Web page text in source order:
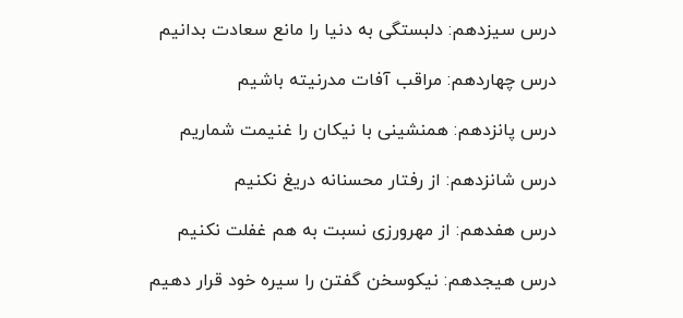
درس سیزدهم: دلبستگی به دنیا را مانع سعادت بدانیم
درس چهاردهم: مراقب آفات مدرنیته باشیم
درس پانزدهم: همنشینی با نیکان را غنیمت شماریم
درس شانزدهم: از رفتار محسنانه دریغ نکنیم
درس هفدهم: از مهرورزی نسبت به هم غفلت نکنیم
درس هیجدهم: نیکوسخن گفتن را سیره خود قرار دهیم